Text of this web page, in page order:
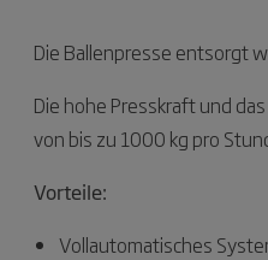
Die Ballenpresse entsorgt
Die hohe Presskraft und
von bis zu 1000 kg pro
Vorteile:
Vollautomatisches